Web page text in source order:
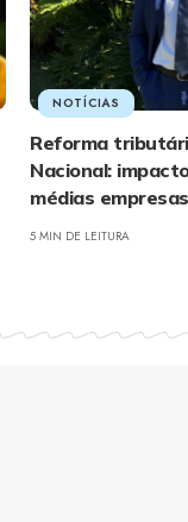
NOTÍCIAS
Reforma
Nacional:
médias empresas
5 MIN DE LEITURA